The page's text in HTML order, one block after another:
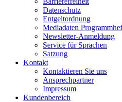
Datenschutz
Entgeltordnung
Mediadaten
Newsletter-Anmeldung
Service für Sprachen
Satzung
Kontakt
Kontaktieren Sie uns
Ansprechpartner
Impressum
Kundenbereich